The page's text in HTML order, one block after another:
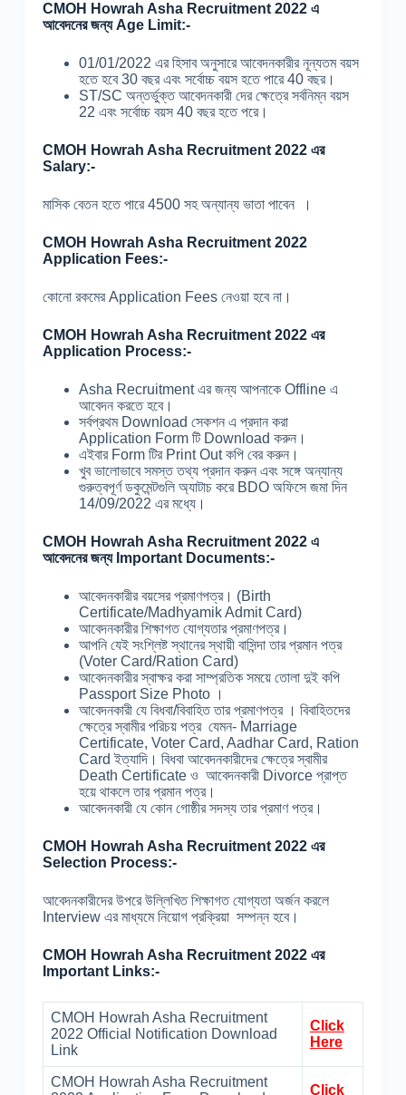
CMOH Howrah Asha Recruitment 2022 এ
আবেদনের জন্য Age Limit:-
01/01/2022 এর হিসাব অনুসারে আবেদনকারীর নূন্যতম বয়স
হতে হবে 30 বছর এবং সর্বোচ্চ বয়স হতে পারে 40 বছর।
ST/SC অন্তর্ভুক্ত আবেদনকারী দের ক্ষেত্রে সর্বনিম্ন বয়স
22 এবং সর্বোচ্চ বয়স 40 বছর হতে পরে।
CMOH Howrah Asha Recruitment 2022 এর
Salary:-
মাসিক বেতন হতে পারে 4500 সহ অন্যান্য ভাতা পাবেন ।
CMOH Howrah Asha Recruitment 2022
Application Fees:-
কোনো রকমের Application Fees নেওয়া হবে না।
CMOH Howrah Asha Recruitment 2022 এর
Application Process:-
Asha Recruitment এর জন্য আপনাকে Offline এ
আবেদন করতে হবে।
সর্বপ্রথম Download সেকশন এ প্রদান করা
Application Form টি Download করুন।
এইবার Form টির Print Out কপি বের করুন।
খুব ভালোভাবে সমস্ত তথ্য প্রদান করুন এবং সঙ্গে অন্যান্য
গুরুত্বপূর্ণ ডকুমেন্টগুলি অ্যাটাচ করে BDO অফিসে জমা দিন
14/09/2022 এর মধ্যে।
CMOH Howrah Asha Recruitment 2022 এ
আবেদনের জন্য Important Documents:-
আবেদনকারীর বয়সের প্রমাণপত্র। (Birth
Certificate/Madhyamik Admit Card)
আবেদনকারীর শিক্ষাগত যোগ্যতার প্রমাণপত্র।
আপনি যেই সংশ্লিষ্ট স্থানের স্থায়ী বাসিন্দা তার প্রমান পত্র
(Voter Card/Ration Card)
আবেদনকারীর স্বাক্ষর করা সাম্প্রতিক সময়ে তোলা দুই কপি
Passport Size Photo ।
আবেদনকারী যে বিধবা/বিবাহিত তার প্রমাণপত্র । বিবাহিতদের
ক্ষেত্রে স্বামীর পরিচয় পত্র যেমন- Marriage
Certificate, Voter Card, Aadhar Card, Ration
Card ইত্যাদি। বিধবা আবেদনকারীদের ক্ষেত্রে স্বামীর
Death Certificate ও আবেদনকারী Divorce প্রাপ্ত
হয়ে থাকলে তার প্রমান পত্র।
আবেদনকারী যে কোন গোষ্ঠীর সদস্য তার প্রমাণ পত্র।
CMOH Howrah Asha Recruitment 2022 এর
Selection Process:-
আবেদনকারীদের উপরে উল্লিখিত শিক্ষাগত যোগ্যতা অর্জন করলে
Interview এর মাধ্যমে নিয়োগ প্রক্রিয়া সম্পন্ন হবে।
CMOH Howrah Asha Recruitment 2022 এর
Important Links:-
CMOH Howrah Asha Recruitment
2022 Official Notification Download
Link
Click
Here
CMOH Howrah Asha Recruitment
Click